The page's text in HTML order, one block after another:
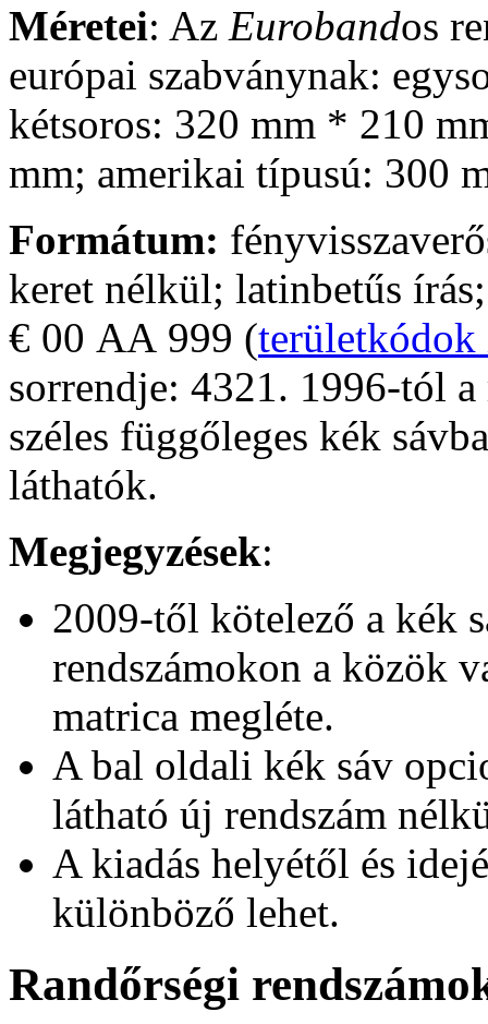
Méretei: Az Eurobandos
európai szabványnak:
kétsoros: 320 mm * 210
mm; amerikai típusú: 300
Formátum:
keret nélkül; latinbetűs
€ 00 AA 999 (
sorrendje: 4321. 1996-tól
széles függőleges kék
láthatók.
Megjegyzések:
2009-től kötelező a kék
rendszámokon a közök
matrica megléte.
A bal oldali kék sáv
látható új rendszám
A kiadás helyétől és
különböző lehet.
Randőrségi